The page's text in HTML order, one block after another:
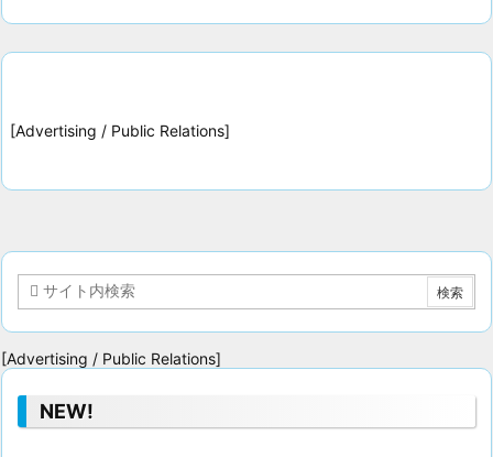
[Advertising / Public Relations]
[Advertising / Public Relations]
NEW!